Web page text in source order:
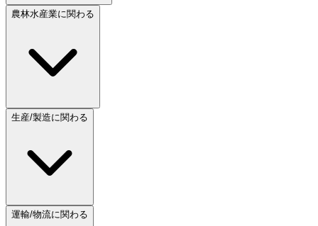
農林水産業に関わる
生産/製造に関わる
運輸/物流に関わる